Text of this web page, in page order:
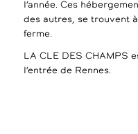
l’année. Ces
des autres, se trouvent
ferme.
LA CLE DES CHAMPS
l’entrée de Rennes.